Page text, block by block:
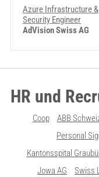
Azure Infrastructure &
Security Engineer
AdVision Swiss AG
HR und
Coop ABB
Personal
Kantonsspital
Jowa AG
Swiss